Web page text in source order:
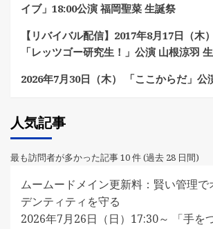
イブ」18:00公演 福岡聖菜 生誕祭
【リバイバル配信】2017年8月17日（木
「レッツゴー研究生！」公演 山根涼羽
2026年7月30日（木） 「ここからだ」公
人気記事
最も訪問者が多かった記事 10 件 (過去 28 日間)
ムームードメイン更新料：賢い管理で
デンティティを守る
2026年7月26日（日）17:30～ 「手を